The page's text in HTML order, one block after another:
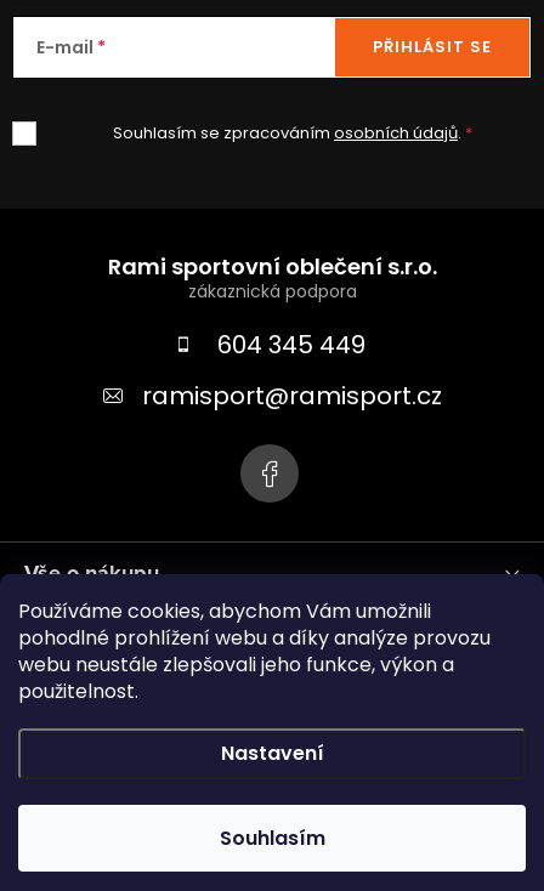
Používáme cookies, abychom Vám umožnili
pohodlné prohlížení webu a díky analýze provozu
webu neustále zlepšovali jeho funkce, výkon a
použitelnost.
Nastavení
Souhlasím
E-mail
Souhlasím se zpracováním osobních údajů.
PŘIHLÁSIT SE
Rami sportovní oblečení s.r.o.
604 345 449
ramisport@ramisport.cz
Vše o nákupu
Informace pro vás
Copyright 2026RAMISPORT. Všechna práva vyhrazena.